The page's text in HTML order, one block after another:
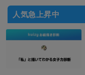
人気急上昇中